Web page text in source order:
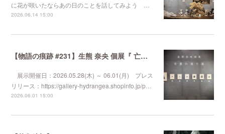
に花が咲いたならあの日のことを話してみよう …
2026.06.14 15:00
【物語の痕跡 #231】生熊 奈央 個展『 亡霊の通り道 』
展示開催日：2026.05.28(木) ～ 06.01(月) プレス
リリース：https://gallery-hydrangea.shopinfo.jp/p…
2026.06.01 15:00